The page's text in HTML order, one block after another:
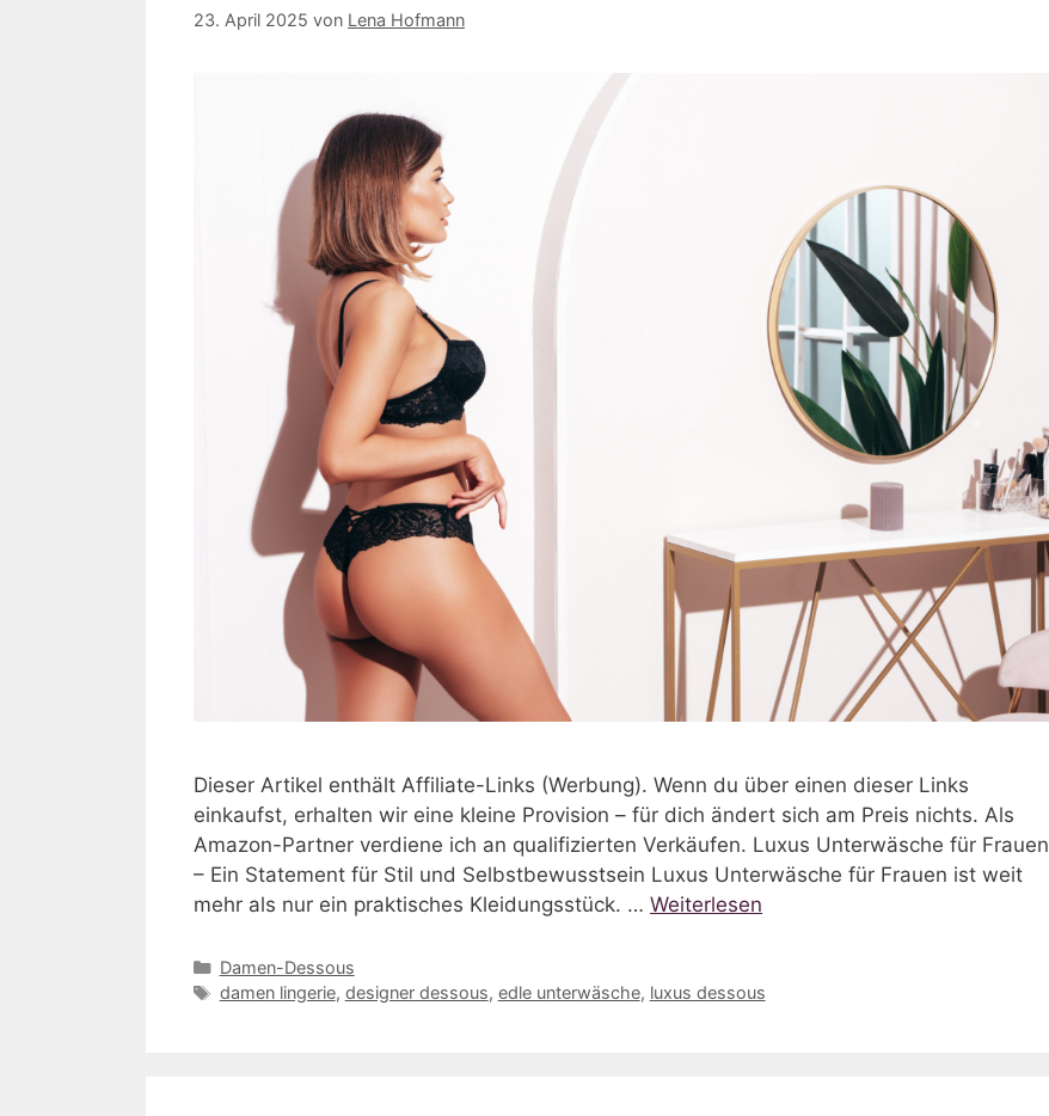
23. April 2025 von Lena Hofmann
Dieser Artikel enthält Affiliate-Links (Werbung). Wenn du über einen dieser Links
einkaufst, erhalten wir eine kleine Provision – für dich ändert sich am Preis nichts. Als
Amazon-Partner verdiene ich an qualifizierten Verkäufen. Luxus Unterwäsche für Frauen
– Ein Statement für Stil und Selbstbewusstsein Luxus Unterwäsche für Frauen ist weit
mehr als nur ein praktisches Kleidungsstück. … Weiterlesen
Kategorien
Damen-Dessous
Schlagwörter
damen lingerie, designer dessous, edle unterwäsche, luxus dessous